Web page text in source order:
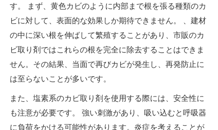
す。 まず、黄色カビのように内部まで根を張る種類のカ
ビに対して、表面的な効果しか期待できません。 、建材
の中に深い根を伸ばして繁殖することがあり、市販のカ
ビ取り剤ではこれらの根を完全に除去することはできま
せん。その結果、当面で再びカビが発生し、再発防止に
は至らないことが多いです。
また、塩素系のカビ取り剤を使用する際には、安全性に
も注意が必要です。 強い刺激があり、吸い込むと呼吸器
に負荷をかける可能性があります。炎症を考えることが